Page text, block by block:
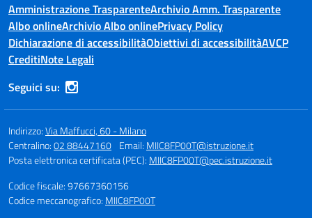
Amministrazione TrasparenteArchivio Amm. Trasparente
Albo onlineArchivio Albo onlinePrivacy Policy
Dichiarazione di accessibilitàObiettivi di accessibilitàAVCP
CreditiNote Legali
Seguici su:
Indirizzo:Via Maffucci, 60 - Milano
Centralino:02 88447160 Email: MIIC8FP00T@istruzione.it
Posta elettronica certificata (PEC): MIIC8FP00T@pec.istruzione.it
Codice fiscale: 97667360156
Codice meccanografico: MIIC8FP00T